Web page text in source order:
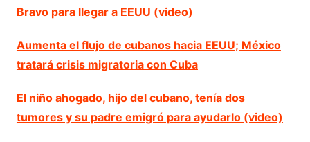
Bravo para llegar a EEUU (video)
Aumenta el flujo de cubanos hacia EEUU; México
tratará crisis migratoria con Cuba
El niño ahogado, hijo del cubano, tenía dos
tumores y su padre emigró para ayudarlo (video)